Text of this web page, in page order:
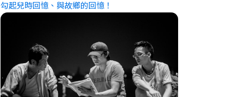
勾起兒時回憶、與故鄉的回憶！